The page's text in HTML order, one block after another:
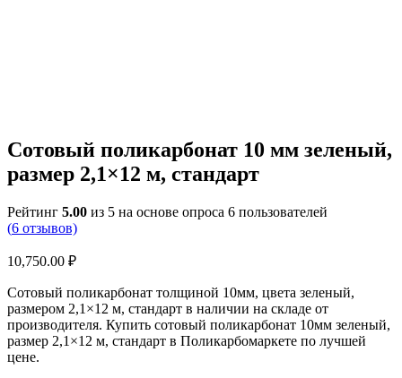
Сотовый поликарбонат 10 мм зеленый,
размер 2,1×12 м, стандарт
Рейтинг 5.00 из 5 на основе опроса 6 пользователей
(6 отзывов)
10,750.00 ₽
Сотовый поликарбонат толщиной 10мм, цвета зеленый,
размером 2,1×12 м, стандарт в наличии на складе от
производителя. Купить сотовый поликарбонат 10мм зеленый,
размер 2,1×12 м, стандарт в Поликарбомаркете по лучшей
цене.